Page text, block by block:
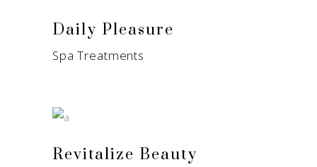
Daily Pleasure
Spa Treatments
Revitalize Beauty